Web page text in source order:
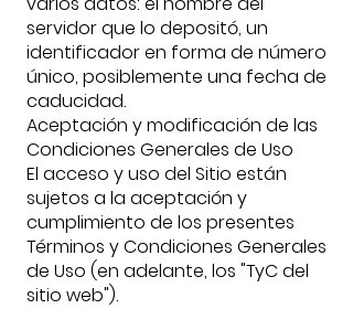
servidor que lo depositó, un
identificador en forma de número
único, posiblemente una fecha de
caducidad.
Aceptación y modificación de las
Condiciones Generales de Uso
El acceso y uso del Sitio están
sujetos a la aceptación y
cumplimiento de los presentes
Términos y Condiciones Generales
de Uso (en adelante, los "TyC del
sitio web").